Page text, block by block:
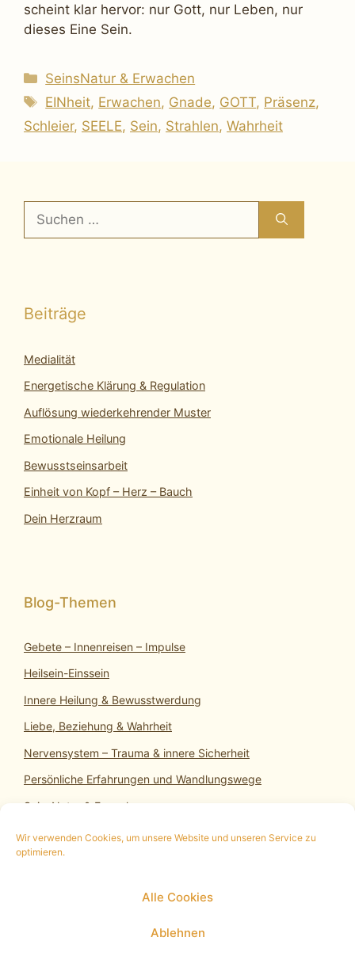
Wir verwenden Cookies, um unsere Website und unseren Service zu
optimieren.
Alle Cookies
Ablehnen
scheint klar hervor: nur Gott, nur Leben, nur
dieses Eine Sein.
Kategorien
SeinsNatur & Erwachen
Schlagwörter
EINheit, Erwachen, Gnade, GOTT, Präsenz,
Schleier, SEELE, Sein, Strahlen, Wahrheit
nach:
Beiträge
Medialität
Energetische Klärung & Regulation
Auflösung wiederkehrender Muster
Emotionale Heilung
Bewusstseinsarbeit
Einheit von Kopf – Herz – Bauch
Dein Herzraum
Gebete – Innenreisen – Impulse
Heilsein-Einssein
Innere Heilung & Bewusstwerdung
Liebe, Beziehung & Wahrheit
Nervensystem – Trauma & innere Sicherheit
Persönliche Erfahrungen und Wandlungswege
SeinsNatur & Erwachen
Impressum|Datenschutz